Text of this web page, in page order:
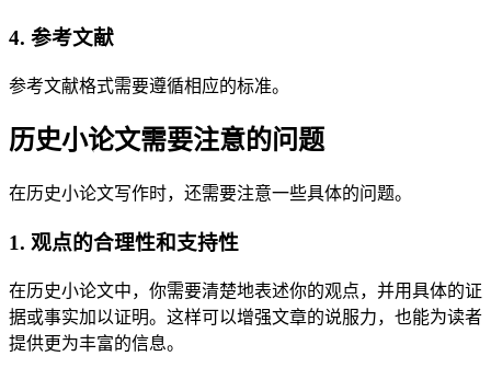
4. 参考文献
参考文献格式需要遵循相应的标准。
历史小论文需要注意的问题
在历史小论文写作时，还需要注意一些具体的问题。
1. 观点的合理性和支持性
在历史小论文中，你需要清楚地表述你的观点，并用具体的证
据或事实加以证明。这样可以增强文章的说服力，也能为读者
提供更为丰富的信息。